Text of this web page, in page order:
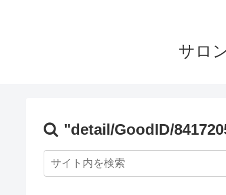
サロ
"detail/GoodID/